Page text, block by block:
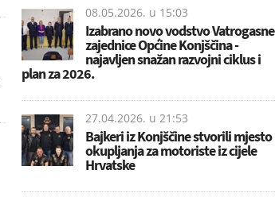
08.05.2026. u 15:03
Izabrano novo vodstvo Vatrogasne
zajednice Općine Konjščina -
najavljen snažan razvojni ciklus i
plan za 2026.
27.04.2026. u 21:53
Bajkeri iz Konjščine stvorili mjesto
okupljanja za motoriste iz cijele
Hrvatske